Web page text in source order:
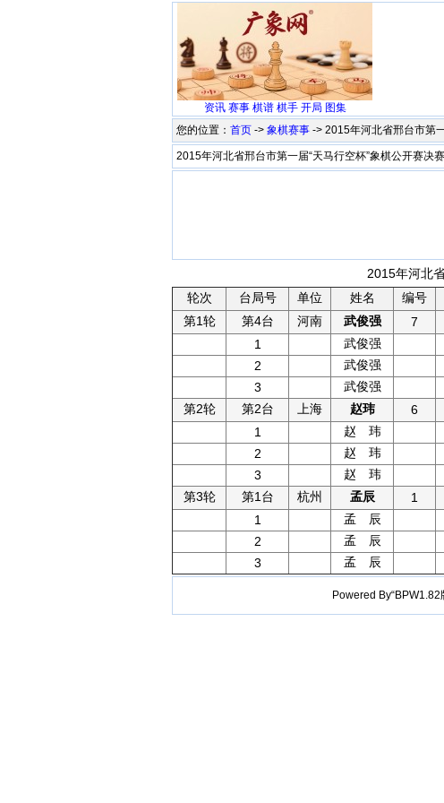
资讯 赛事 棋谱 棋手 开局 图集
您的位置： 首页 -> 象棋赛事 -> 2015年河北省邢台市第
2015年河北省邢台市第一届“天马行空杯”象棋公开赛决赛
2015年河北
轮次
台局号 单位 姓名 编号
第1轮
第4台 河南 武俊强 7
1
武俊强
2
武俊强
3
武俊强
第2轮
第2台 上海 赵玮 6
1
赵 玮
2
赵 玮
3
赵 玮
第3轮
第1台 杭州 孟辰 1
1
孟 辰
2
孟 辰
3
孟 辰
Powered By“BPW1.82